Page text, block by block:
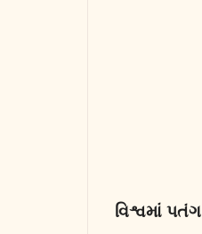
વિશ્વમાં પતંગ